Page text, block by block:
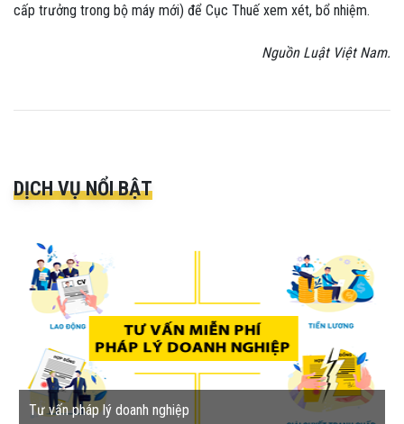
cấp trưởng trong bộ máy mới) để Cục Thuế xem xét, bổ nhiệm.
Nguồn Luật Việt Nam.
DỊCH VỤ NỔI BẬT
Tư vấn pháp lý doanh nghiệp